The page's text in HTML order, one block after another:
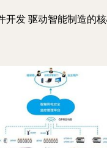
开发 驱动智能制造的